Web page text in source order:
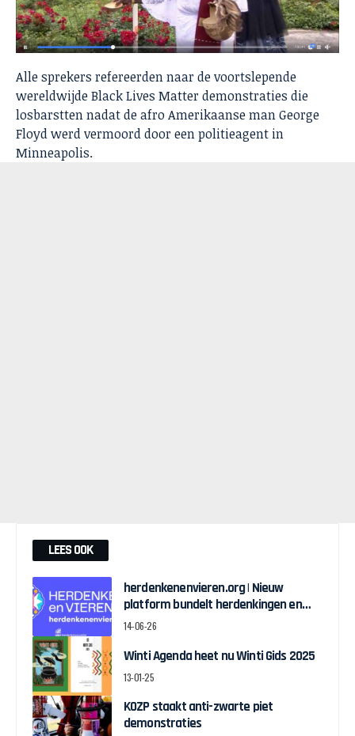
Alle sprekers refereerden naar de voortslepende
wereldwijde Black Lives Matter demonstraties die
losbarstten nadat de afro Amerikaanse man George
Floyd werd vermoord door een politieagent in
Minneapolis.
LEES OOK
herdenkenenvieren.org | Nieuw
platform bundelt herdenkingen en
vieringen rond slavernijverleden
14-06-26
Winti Agenda heet nu Winti Gids 2025
13-01-25
KOZP staakt anti-zwarte piet
demonstraties